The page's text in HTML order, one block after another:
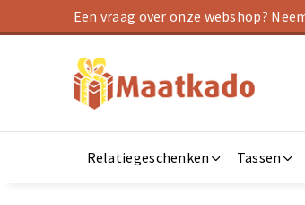
Een vraag over onze webshop?
Relatiegeschenken Tassen